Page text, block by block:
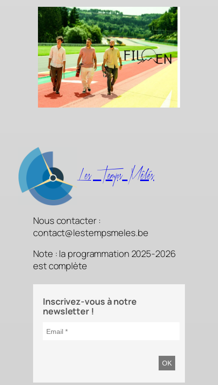
Les Temps Mêlés
Nous contacter :
contact@lestempsmeles.be
Note : la programmation 2025-2026
est complète
Inscrivez-vous à notre
newsletter !